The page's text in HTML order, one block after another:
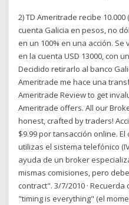
2) TD Ameritrade recibe
cuenta Galicia en pesos, no
en un 100% en una acción.
en la cuenta USD 13000, con
Decidido retirarlo al banco
Ameritrade me hace una
Ameritrade Review to get
Ameritrade offers. All our
honest, crafted by traders!
$9.99 por tansacción online.
utilizas el sistema telefónico
ayuda de un broker
mismas comisiones, pero
contract". 3/7/2010 ·
"timing is everything" (el